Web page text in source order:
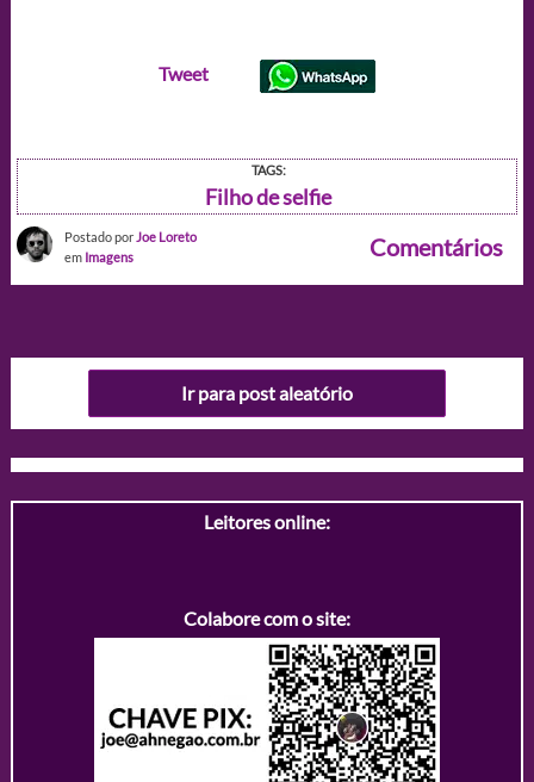
Tweet
TAGS:
Filho de selfie
Postado por Joe Loreto
em Imagens Comentários
Ir para post aleatório
Leitores online:
Colabore com o site: